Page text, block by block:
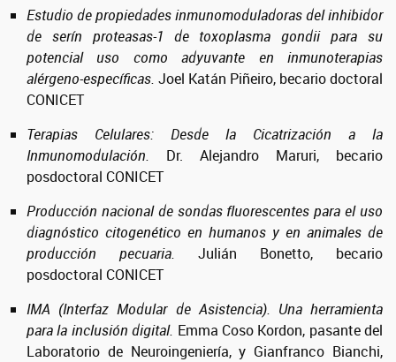
Estudio de propiedades inmunomoduladoras del inhibidor
de serín proteasas-1 de toxoplasma gondiipara su
potencial uso como adyuvante en inmunoterapias
alérgeno-específicas. Joel Katán Piñeiro, becario doctoral
CONICET
Terapias Celulares: Desde la Cicatrización a la
Inmunomodulación. Dr. Alejandro Maruri, becario
posdoctoral CONICET
Producción nacional de sondas fluorescentes para el uso
diagnóstico citogenético en humanos y en animales de
producción pecuaria. Julián Bonetto, becario
posdoctoral CONICET
IMA (Interfaz Modular de Asistencia). Una herramienta
para la inclusión digital. Emma Coso Kordon, pasante del
Laboratorio de Neuroingeniería, y Gianfranco Bianchi,